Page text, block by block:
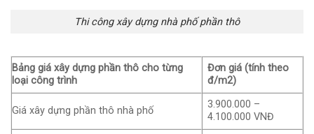
Thi công xây dựng nhà phố phần thô
Bảng giá xây dựng phần thô cho từng
loại công trình
Đơn giá (tính theo
đ/m2)
Giá xây dựng phần thô nhà phố
3.900.000 –
4.100.000 VNĐ